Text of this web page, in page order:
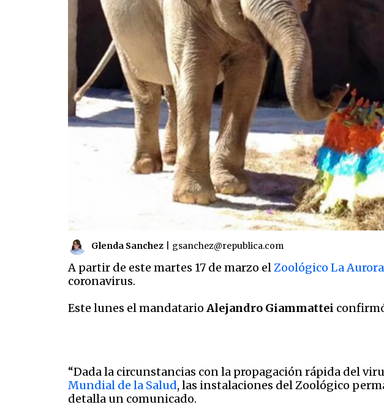
Glenda Sanchez gsanchez@republica.com
A partir de este martes 17 de marzo elZoológico La Aurora
coronavirus.
Este lunes el mandatario Alejandro Giammattei
“Dada la circunstancias con la propagación rápida del
Mundial de la Salud, las instalaciones del Zoológico
detalla un comunicado.